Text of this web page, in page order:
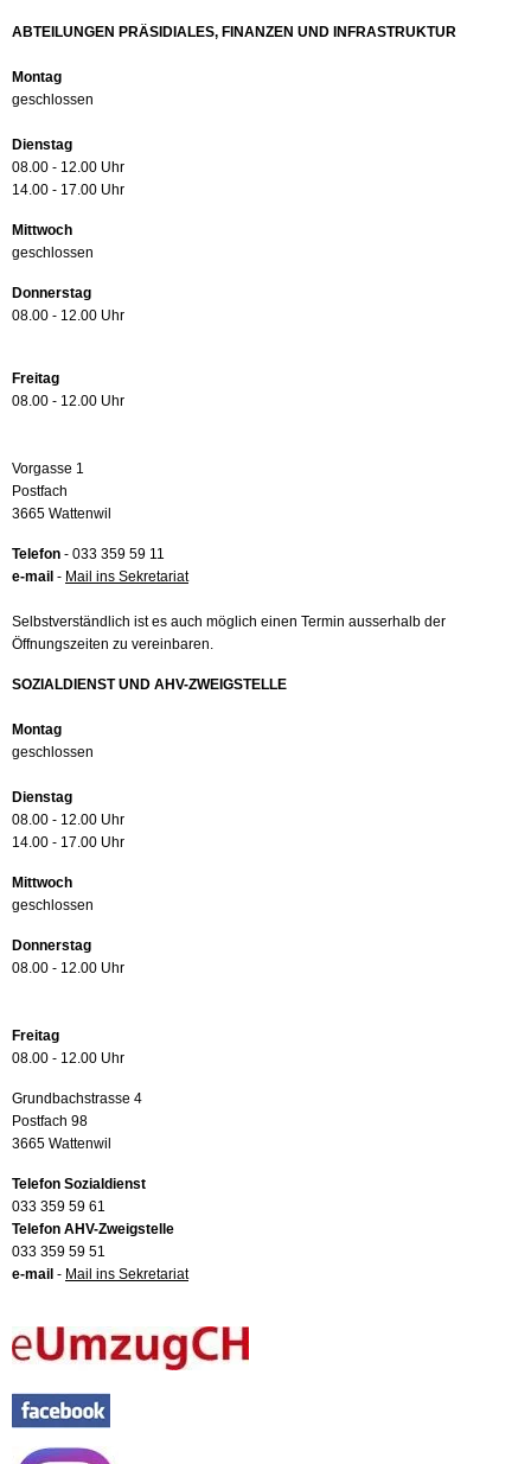
ABTEILUNGEN PRÄSIDIALES, FINANZEN UND INFRASTRUKTUR
Montag
geschlossen
Dienstag
08.00 - 12.00 Uhr
14.00 - 17.00 Uhr
Mittwoch
geschlossen
Donnerstag
08.00 - 12.00 Uhr
Freitag
08.00 - 12.00 Uhr
Vorgasse 1
Postfach
3665 Wattenwil
Telefon - 033 359 59 11
e-mail - Mail ins Sekretariat
Selbstverständlich ist es auch möglich einen Termin ausserhalb der
Öffnungszeiten zu vereinbaren.
SOZIALDIENST UND AHV-ZWEIGSTELLE
Montag
geschlossen
Dienstag
08.00 - 12.00 Uhr
14.00 - 17.00 Uhr
Mittwoch
geschlossen
Donnerstag
08.00 - 12.00 Uhr
Freitag
08.00 - 12.00 Uhr
Grundbachstrasse 4
Postfach 98
3665 Wattenwil
Telefon Sozialdienst
033 359 59 61
Telefon AHV-Zweigstelle
033 359 59 51
e-mail - Mail ins Sekretariat